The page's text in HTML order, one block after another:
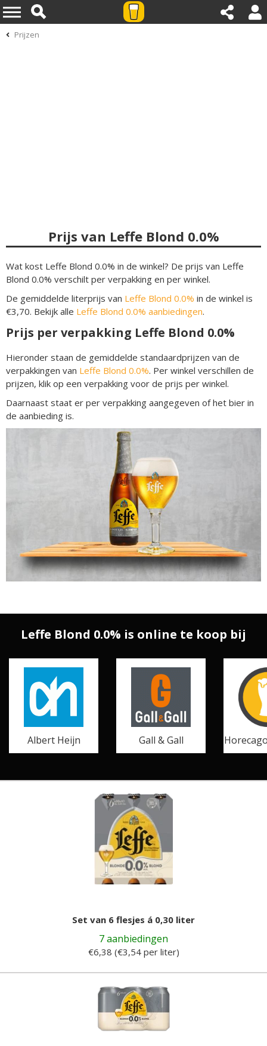
Prijzen
Prijs van Leffe Blond 0.0%
Wat kost Leffe Blond 0.0% in de winkel? De prijs van Leffe
Blond 0.0% verschilt per verpakking en per winkel.
De gemiddelde literprijs van Leffe Blond 0.0% in de winkel is
€3,70. Bekijk alle Leffe Blond 0.0% aanbiedingen.
Prijs per verpakking Leffe Blond 0.0%
Hieronder staan de gemiddelde standaardprijzen van de
verpakkingen van Leffe Blond 0.0%. Per winkel verschillen de
prijzen, klik op een verpakking voor de prijs per winkel.
Daarnaast staat er per verpakking aangegeven of het bier in
de aanbieding is.
Leffe Blond 0.0% is online te koop bij
Albert Heijn Gall & Gall
Set van 6 flesjes á 0,30 liter
7 aanbiedingen
€6,38 (€3,54 per liter)